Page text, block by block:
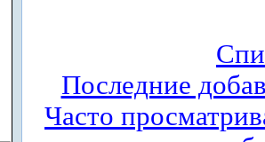
Последние
Часто